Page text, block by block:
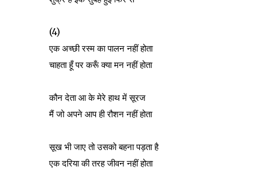
(4)
एक अच्छी रस्म का पालन नहीं होता
चाहता हूँ पर करूँ क्या मन नहीं होता
कौन देता आ के मेरे हाथ में सूरज
मैं जो अपने आप ही रौशन नहीं होता
सूख भी जाए तो उसको बहना पड़ता है
एक दरिया की तरह जीवन नहीं होता